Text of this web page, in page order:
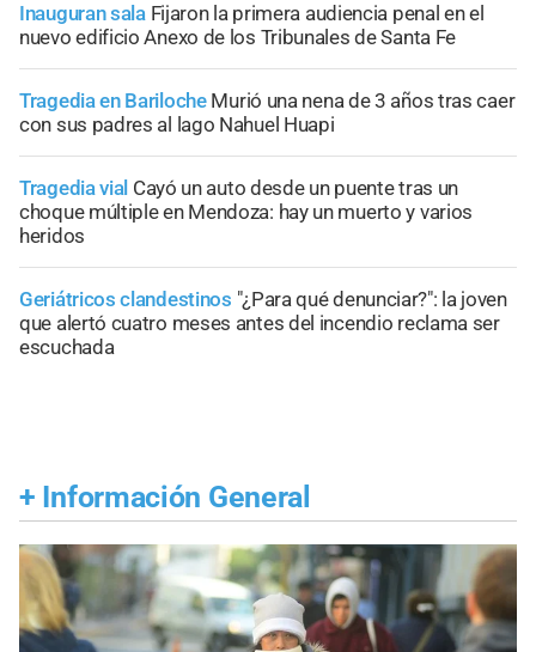
Inauguran sala Fijaron la primera audiencia penal en el
nuevo edificio Anexo de los Tribunales de Santa Fe
Tragedia en Bariloche Murió una nena de 3 años tras caer
con sus padres al lago Nahuel Huapi
Tragedia vial Cayó un auto desde un puente tras un
choque múltiple en Mendoza: hay un muerto y varios
heridos
Geriátricos clandestinos "¿Para qué denunciar?": la joven
que alertó cuatro meses antes del incendio reclama ser
escuchada
+ Información General